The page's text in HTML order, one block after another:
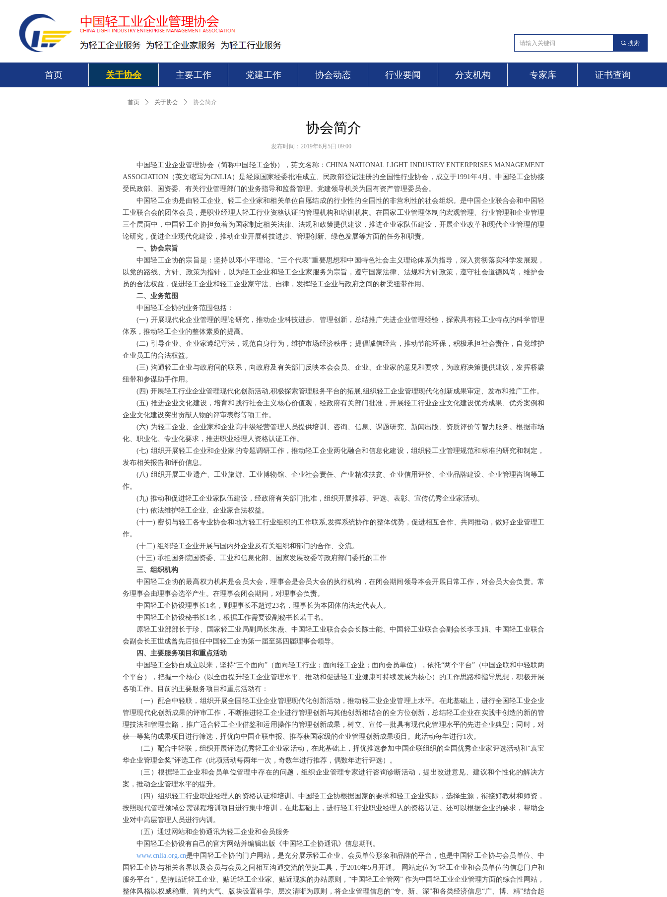
首页 关于协会 主要工作 党建工作 协会动态 行业要闻 分支机构 专家库 证书查询
끠 搜索
协会简介
首页 ꄲ 关于协会 ꄲ 协会简介
中国轻工业企业管理协会（简称中国轻工企协），英文名称：CHINA NATIONAL LIGHT INDUSTRY ENTERPRISES MANAGEMENT
ASSOCIATION（英文缩写为CNLIA）是经原国家经委批准成立、民政部登记注册的全国性行业协会，成立于1991年4月。中国轻工企协接
受民政部、国资委、有关行业管理部门的业务指导和监督管理。党建领导机关为国有资产管理委员会。
中国轻工企协是由轻工企业、轻工企业家和相关单位自愿结成的行业性的全国性的非营利性的社会组织。是中国企业联合会和中国轻
工业联合会的团体会员，是职业经理人轻工行业资格认证的管理机构和培训机构。在国家工业管理体制的宏观管理、行业管理和企业管理
三个层面中，中国轻工企协担负着为国家制定相关法律、法规和政策提供建议，推进企业家队伍建设，开展企业改革和现代企业管理的理
论研究，促进企业现代化建设，推动企业开展科技进步、管理创新、绿色发展等方面的任务和职责。
一、协会宗旨
中国轻工企协的宗旨是：坚持以邓小平理论、“三个代表”重要思想和中国特色社会主义理论体系为指导，深入贯彻落实科学发展观，
以党的路线、方针、政策为指针，以为轻工企业和轻工企业家服务为宗旨，遵守国家法律、法规和方针政策，遵守社会道德风尚，维护会
员的合法权益，促进轻工企业和轻工企业家守法、自律，发挥轻工企业与政府之间的桥梁纽带作用。
二、业务范围
中国轻工企协的业务范围包括：
(一) 开展现代化企业管理的理论研究，推动企业科技进步、管理创新，总结推广先进企业管理经验，探索具有轻工业特点的科学管理
体系，推动轻工企业的整体素质的提高。
(二) 引导企业、企业家遵纪守法，规范自身行为，维护市场经济秩序；提倡诚信经营，推动节能环保，积极承担社会责任，自觉维护
企业员工的合法权益。
(三) 沟通轻工企业与政府间的联系，向政府及有关部门反映本会会员、企业、企业家的意见和要求，为政府决策提供建议，发挥桥梁
纽带和参谋助手作用。
(四) 开展轻工行业企业管理现代化创新活动,积极探索管理服务平台的拓展,组织轻工企业管理现代化创新成果审定、发布和推广工作。
(五) 推进企业文化建设，培育和践行社会主义核心价值观，经政府有关部门批准，开展轻工行业企业文化建设优秀成果、优秀案例和
企业文化建设突出贡献人物的评审表彰等项工作。
(六) 为轻工企业、企业家和企业高中级经营管理人员提供培训、咨询、信息、课题研究、新闻出版、资质评价等智力服务。根据市场
化、职业化、专业化要求，推进职业经理人资格认证工作。
(七) 组织开展轻工企业和企业家的专题调研工作，推动轻工企业两化融合和信息化建设，组织轻工业管理规范和标准的研究和制定，
发布相关报告和评价信息。
(八) 组织开展工业遗产、工业旅游、工业博物馆、企业社会责任、产业精准扶贫、企业信用评价、企业品牌建设、企业管理咨询等工
作。
(九) 推动和促进轻工企业家队伍建设，经政府有关部门批准，组织开展推荐、评选、表彰、宣传优秀企业家活动。
(十) 依法维护轻工企业、企业家合法权益。
(十一) 密切与轻工各专业协会和地方轻工行业组织的工作联系,发挥系统协作的整体优势，促进相互合作、共同推动，做好企业管理工
作。
(十二) 组织轻工企业开展与国内外企业及有关组织和部门的合作、交流。
(十三) 承担国务院国资委、工业和信息化部、国家发展改委等政府部门委托的工作
三、组织机构
中国轻工企协的最高权力机构是会员大会，理事会是会员大会的执行机构，在闭会期间领导本会开展日常工作，对会员大会负责。常
务理事会由理事会选举产生。在理事会闭会期间，对理事会负责。
中国轻工企协设理事长1名，副理事长不超过23名，理事长为本团体的法定代表人。
中国轻工企协设秘书长1名，根据工作需要设副秘书长若干名。
原轻工业部部长于珍、国家轻工业局副局长朱焘、中国轻工业联合会会长陈士能、中国轻工业联合会副会长李玉娟、中国轻工业联合
会副会长王世成曾先后担任中国轻工企协第一届至第四届理事会领导。
四、主要服务项目和重点活动
中国轻工企协自成立以来，坚持“三个面向”（面向轻工行业；面向轻工企业；面向会员单位），依托“两个平台”（中国企联和中轻联两
个平台），把握一个核心（以全面提升轻工企业管理水平、推动和促进轻工业健康可持续发展为核心）的工作思路和指导思想，积极开展
各项工作。目前的主要服务项目和重点活动有：
（一）配合中轻联，组织开展全国轻工业企业管理现代化创新活动，推动轻工业企业管理上水平。在此基础上，进行全国轻工业企业
管理现代化创新成果的评审工作，不断推进轻工企业进行管理创新与其他创新相结合的全方位创新，总结轻工企业在实践中创造的新的管
理技法和管理套路，推广适合轻工企业借鉴和运用操作的管理创新成果，树立、宣传一批具有现代化管理水平的先进企业典型；同时，对
获一等奖的成果项目进行筛选，择优向中国企联申报、推荐获国家级的企业管理创新成果项目。此活动每年进行1次。
（二）配合中轻联，组织开展评选优秀轻工企业家活动，在此基础上，择优推选参加中国企联组织的全国优秀企业家评选活动和“袁宝
华企业管理金奖”评选工作（此项活动每两年一次，奇数年进行推荐，偶数年进行评选）。
（三）根据轻工企业和会员单位管理中存在的问题，组织企业管理专家进行咨询诊断活动，提出改进意见、建议和个性化的解决方
案，推动企业管理水平的提升。
（四）组织轻工行业职业经理人的资格认证和培训。中国轻工企协根据国家的要求和轻工企业实际，选择生源，衔接好教材和师资，
按照现代管理领域公需课程培训项目进行集中培训，在此基础上，进行轻工行业职业经理人的资格认证。还可以根据企业的要求，帮助企
业对中高层管理人员进行内训。
（五）通过网站和企协通讯为轻工企业和会员服务
中国轻工企协设有自己的官方网站并编辑出版《中国轻工企协通讯》信息期刊。
www.cnlia.org.cn是中国轻工企协的门户网站，是充分展示轻工企业、会员单位形象和品牌的平台，也是中国轻工企协与会员单位、中
国轻工企协与相关各界以及会员与会员之间相互沟通交流的便捷工具，于2010年5月开通。 网站定位为“轻工企业和会员单位的信息门户和
服务平台”，坚持贴近轻工企业、贴近轻工企业家、贴近现实的办站原则，“中国轻工企管网” 作为中国轻工业企业管理方面的综合性网站，
整体风格以权威稳重、简约大气、版块设置科学、层次清晰为原则，将企业管理信息的“专、新、深”和各类经济信息“广、博、精”结合起
发布时间： 2019年6月5日 09:00